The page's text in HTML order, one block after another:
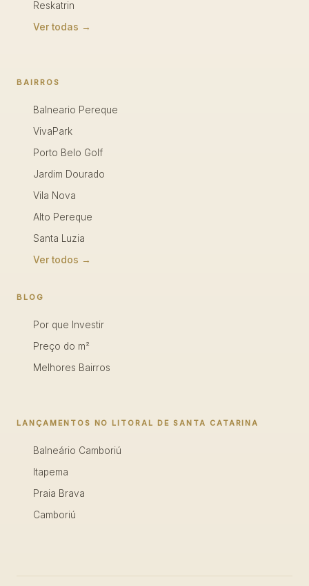
Reskatrin
Ver todas →
BAIRROS
Balneario Pereque
VivaPark
Porto Belo Golf
Jardim Dourado
Vila Nova
Alto Pereque
Santa Luzia
Ver todos →
BLOG
Por que Investir
Preço do m²
Melhores Bairros
LANÇAMENTOS NO LITORAL DE SANTA CATARINA
Balneário Camboriú
Itapema
Praia Brava
Camboriú